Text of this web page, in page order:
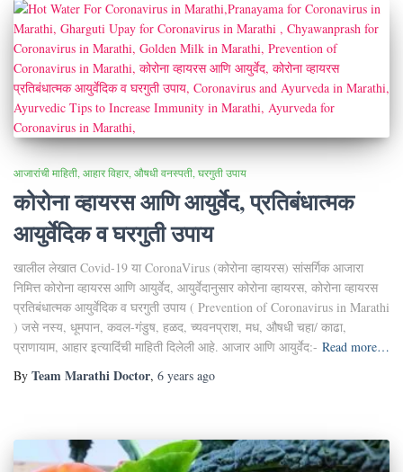
आजारांची माहिती आहार विहार औषधी वनस्पती घरगुती उपाय
कोरोना व्हायरस आणि आयुर्वेद, प्रतिबंधात्मक
आयुर्वेदिक व घरगुती उपाय
खालील लेखात Covid-19 या CoronaVirus (कोरोना व्हायरस) सांसर्गिक आजारा
निमित्त कोरोना व्हायरस आणि आयुर्वेद, आयुर्वेदानुसार कोरोना व्हायरस, कोरोना व्हायरस
प्रतिबंधात्मक आयुर्वेदिक व घरगुती उपाय ( Prevention of Coronavirus in Marathi
) जसे नस्य, धूमपान, कवल-गंडुष, हळद, च्यवनप्राश, मध, औषधी चहा/ काढा,
प्राणायाम, आहार इत्यादिंंची माहिती दिलेली आहे. आजार आणि आयुर्वेद:- Read more…
By Team Marathi Doctor, 6 years ago